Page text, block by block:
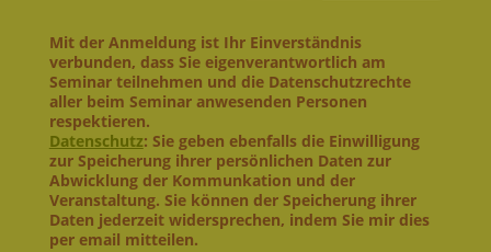
Mit der Anmeldung ist Ihr Einverständnis
verbunden, dass Sie eigenverantwortlich am
Seminar teilnehmen und die Datenschutzrechte
aller beim Seminar anwesenden Personen
respektieren.
Datenschutz: Sie geben ebenfalls die Einwilligung
zur Speicherung ihrer persönlichen Daten zur
Abwicklung der Kommunkation und der
Veranstaltung. Sie können der Speicherung ihrer
Daten jederzeit widersprechen, indem Sie mir dies
per email mitteilen.